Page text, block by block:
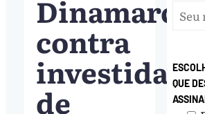
Dinamarca
contra
investidas
de
QUE